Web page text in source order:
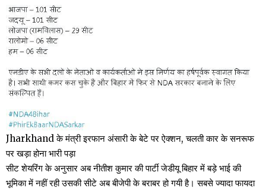
Jharkhand के मंत्री इरफान अंसारी के बेटे पर ऐक्शन, चलती कार के सनरूफ
पर खड़ा होना भारी पड़ा
सीट शेयरिंग के अनुसार अब नीतीश कुमार की पार्टी जेडीयू बिहार में बड़े भाई की
भूमिका में नहीं रही उसकी सीटे अब बीजेपी के बराबर हो गयी है। सबसे ज्यादा फायदा